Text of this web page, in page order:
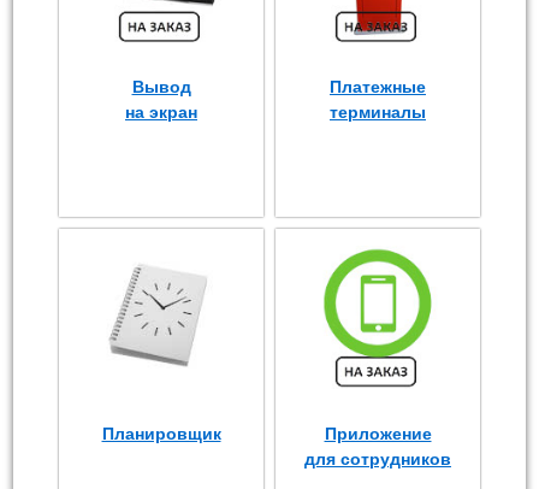
Вывод
на экран
Платежные
терминалы
Планировщик
Приложение
для сотрудников